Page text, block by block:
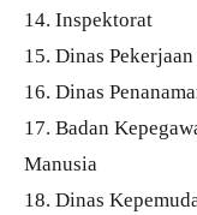
14. Inspektorat
15. Dinas
16. Dinas
17. Badan
Manusia
18. Dinas